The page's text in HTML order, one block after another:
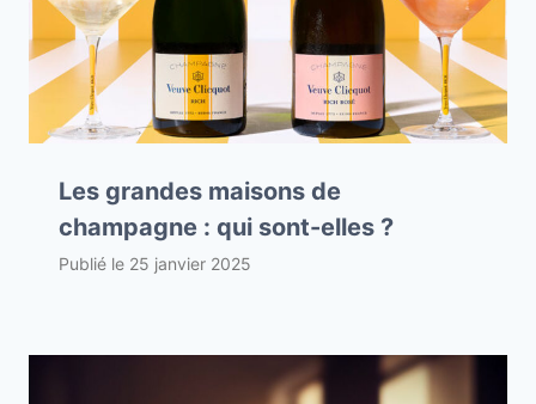
Les grandes maisons de
champagne : qui sont-elles ?
Publié le 25 janvier 2025